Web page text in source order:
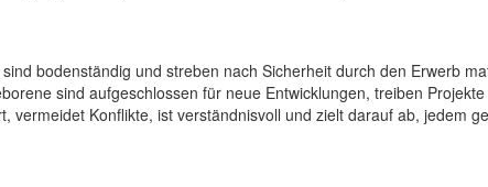
bodenständig und streben nach Sicherheit durch den Erwerb
sind aufgeschlossen für neue Entwicklungen, treiben
vermeidet Konflikte, ist verständnisvoll und zielt darauf ab, jedem